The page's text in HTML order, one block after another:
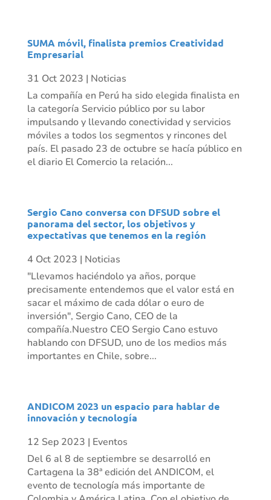
SUMA móvil, finalista premios Creatividad
Empresarial
31 Oct 2023 | Noticias
La compañía en Perú ha sido elegida finalista en
la categoría Servicio público por su labor
impulsando y llevando conectividad y servicios
móviles a todos los segmentos y rincones del
país. El pasado 23 de octubre se hacía público en
el diario El Comercio la relación...
Sergio Cano conversa con DFSUD sobre el
panorama del sector, los objetivos y
expectativas que tenemos en la región
4 Oct 2023 | Noticias
"Llevamos haciéndolo ya años, porque
precisamente entendemos que el valor está en
sacar el máximo de cada dólar o euro de
inversión", Sergio Cano, CEO de la
compañía.Nuestro CEO Sergio Cano estuvo
hablando con DFSUD, uno de los medios más
importantes en Chile, sobre...
ANDICOM 2023 un espacio para hablar de
innovación y tecnología
12 Sep 2023 | Eventos
Del 6 al 8 de septiembre se desarrolló en
Cartagena la 38ª edición del ANDICOM, el
evento de tecnología más importante de